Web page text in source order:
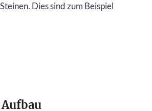
Dies sind zum Beispiel